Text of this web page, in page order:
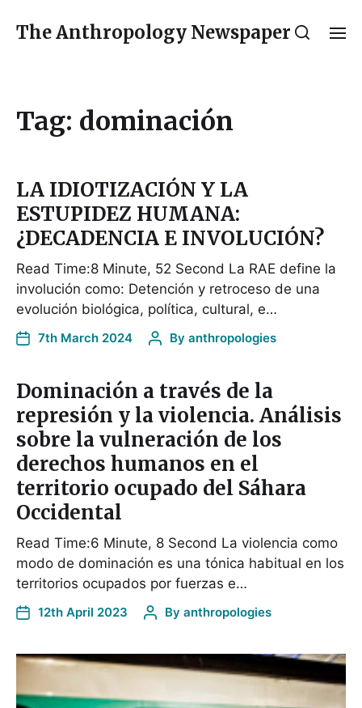
The Anthropology Newspaper
Tag: dominación
LA IDIOTIZACIÓN Y LA
ESTUPIDEZ HUMANA:
¿DECADENCIA E INVOLUCIÓN?
Read Time:8 Minute, 52 Second La RAE define la
involución como: Detención y retroceso de una
evolución biológica, política, cultural, e…
7th March 2024 By anthropologies
Dominación a través de la
represión y la violencia. Análisis
sobre la vulneración de los
derechos humanos en el
territorio ocupado del Sáhara
Occidental
Read Time:6 Minute, 8 Second La violencia como
modo de dominación es una tónica habitual en los
territorios ocupados por fuerzas e…
12th April 2023 By anthropologies